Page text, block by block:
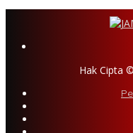
Hak Cipta